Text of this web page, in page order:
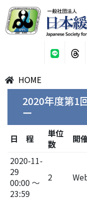
HOME
2020年度第1
ー
日 程
単位
数
開
2020-11-
29
00:00 ～
23:59
2